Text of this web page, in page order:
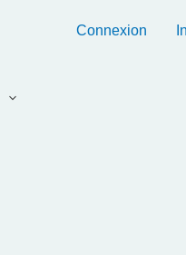
Connexion